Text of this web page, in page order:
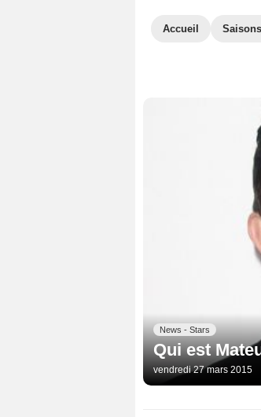
Accueil
News - Stars
Qui est
vendredi 27 mars 2015